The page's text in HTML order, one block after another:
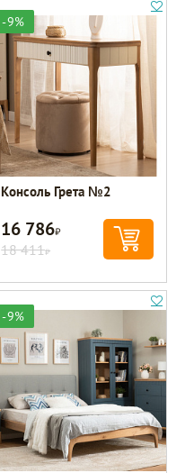
-9%
Консоль Грета №2
16 786Р
18 411Р
-9%